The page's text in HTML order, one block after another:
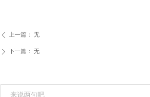
ꄴ 上一篇： 无
ꄲ 下一篇： 无